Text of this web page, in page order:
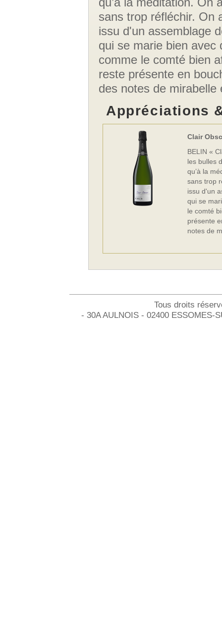
sans trop réfléchir. On
issu d'un assemblage
qui se marie bien avec
comme le comté bien
reste présente en
des notes de mirabelle
Appréciations
Clair
BELIN «
les bulles
qu’à la
sans trop
issu d'un
qui se
le comté
présente
notes de
Tous droits
- 30A AULNOIS - 02400 ESSOMES-